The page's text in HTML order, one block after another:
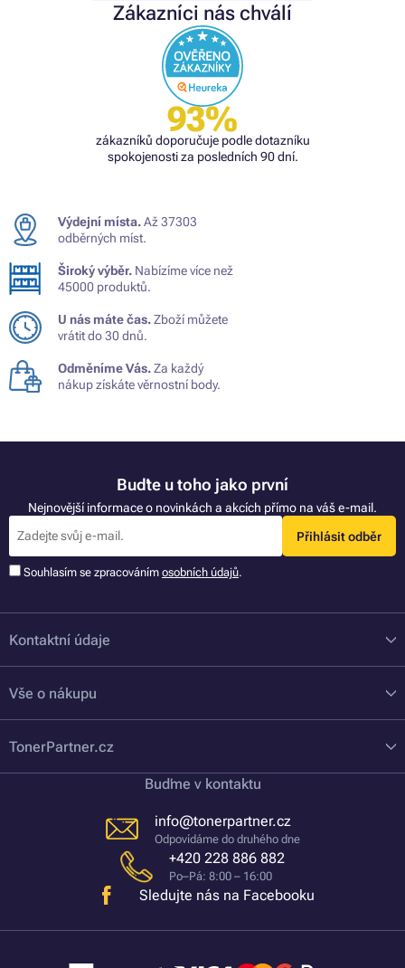
Zákazníci nás chválí
93%
zákazníků doporučuje podle dotazníku
spokojenosti za posledních 90 dní.
Výdejní místa.Až 37303
odběrných míst.
Široký výběr. Nabízíme více než
45000 produktů.
U nás máte čas.Zboží můžete
vrátit do 30 dnů.
Odměníme Vás.Za každý
nákup získáte věrnostní body.
Buďte u toho jako první
Nejnovější informace o novinkách a akcích přímo na váš e-mail.
Přihlásit odběr
Souhlasím se zpracováním osobních údajů.
Kontaktní údaje
Vše o nákupu
TonerPartner.cz
Buďme v kontaktu
info@tonerpartner.cz
Odpovídáme do druhého dne
+420 228 886 882
Po–Pá: 8:00 – 16:00
Sledujte nás na Facebooku